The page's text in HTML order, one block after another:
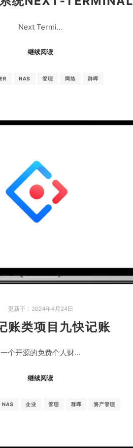
Next Termi…
继续阅读
NAS 管理 网络 群晖
更新于： 2024年4月24日
账类项目九快记账
一个开源的免费个人财…
继续阅读
NAS 企业 管理 群晖 资产管理